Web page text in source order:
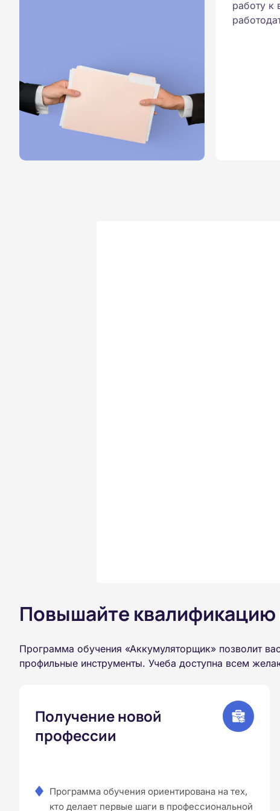
работу к
Повышайте квалификацию
Программа обучения «Аккумуляторщик» позволит
профильные инструменты. Учеба доступна всем
Получение новой
профессии
Программа обучения ориентирована на тех,
кто делает первые шаги в профессиональной